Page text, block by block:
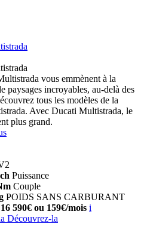
vous emmènent à la
paysages incroyables, au-delà des
tous les modèles de la
Avec Ducati Multistrada, le
plus grand.
Puissance
Couple
POIDS SANS CARBURANT
590€ ou 159€/mois i
Découvrez-la